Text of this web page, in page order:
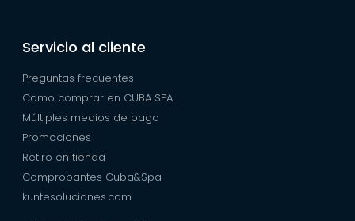
Servicio al cliente
Preguntas frecuentes
Como comprar en CUBA SPA
Múltiples medios de pago
Promociones
Retiro en tienda
Comprobantes Cuba&Spa
kuntesoluciones.com